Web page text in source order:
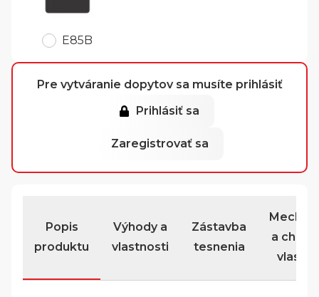
E85B
Pre vytváranie dopytov sa musíte prihlásiť
Prihlásiť sa
Zaregistrovať sa
Popis
produktu
Výhody a
vlastnosti
Zástavba
tesnenia
a